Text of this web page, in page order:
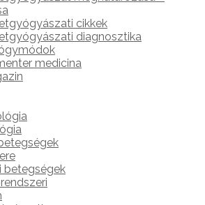
cikkek
diagnosztika
medicina
betegségek